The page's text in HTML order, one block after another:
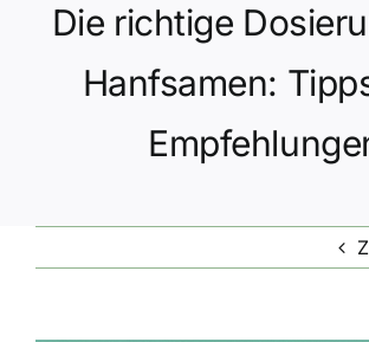
Hilfe und Kontakt
Datenschutz
Die richtige
Hanfsamen: